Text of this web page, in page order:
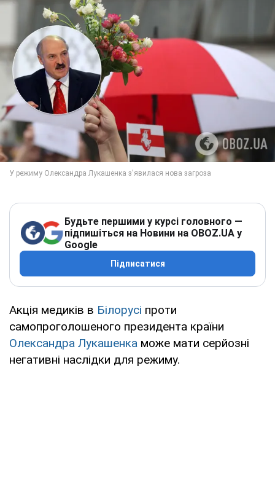
Будьте першими у курсі головного —
підпишіться на Новини на OBOZ.UA у
Google
Підписатися
Акція медиків в Білорусі проти
самопроголошеного президента країни
Олександра Лукашенка може мати серйозні
негативні наслідки для режиму.